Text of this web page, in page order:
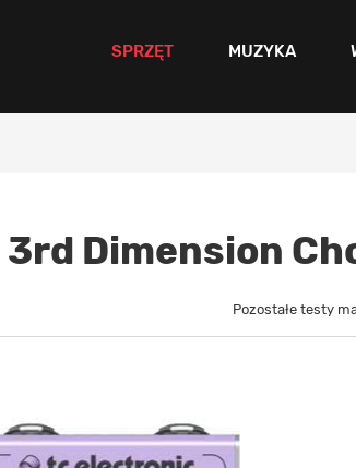
SPRZĘT MUZYKA
3rd Dimension
Pozostałe testy